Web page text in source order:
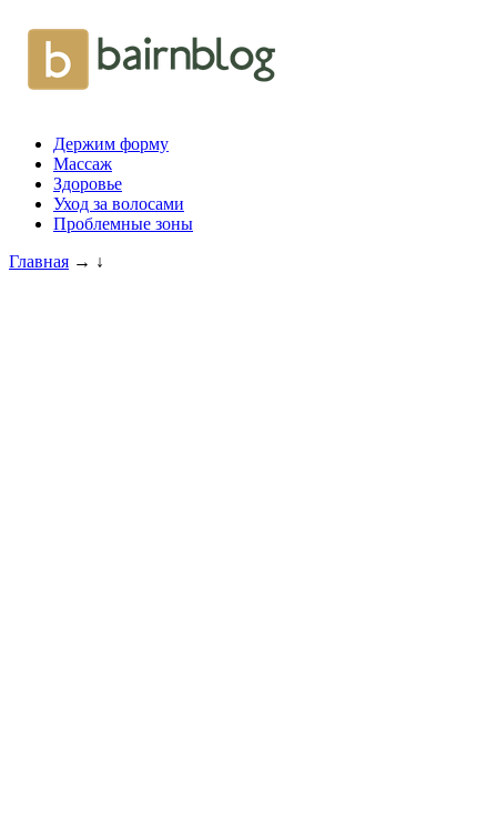
Держим форму
Массаж
Здоровье
Уход за волосами
Проблемные зоны
Главная → ↓